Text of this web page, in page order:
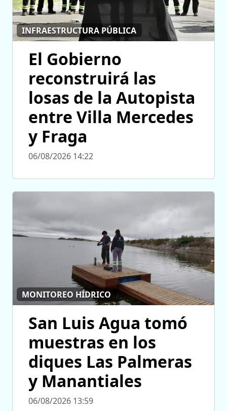
INFRAESTRUCTURA PÚBLICA
El Gobierno
reconstruirá las
losas de la Autopista
entre Villa Mercedes
y Fraga
06/08/2026 14:22
MONITOREO HÍDRICO
San Luis Agua tomó
muestras en los
diques Las Palmeras
y Manantiales
06/08/2026 13:59